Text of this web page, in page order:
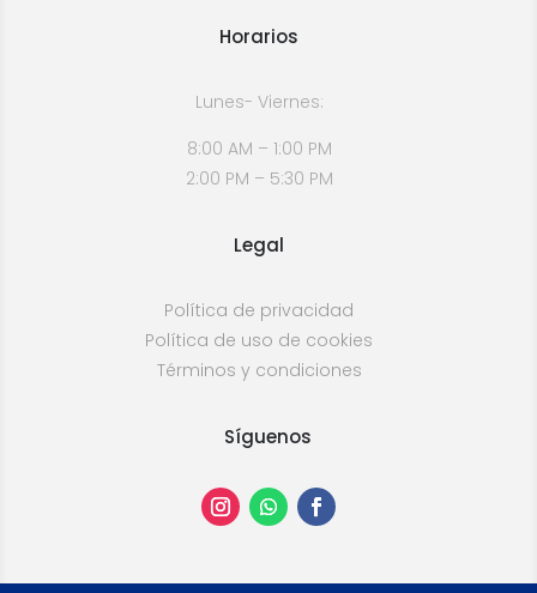
Horarios
Lunes- Viernes:
8:00 AM – 1:00 PM
2:00 PM – 5:30 PM
Legal
Política de privacidad
Política de uso de cookies
Términos y condiciones
Síguenos